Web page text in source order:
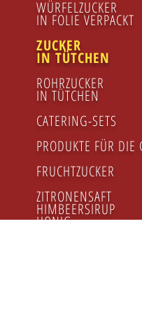
WÜRFELZUCKER
IN FOLIE VERPACKT
ZUCKER
IN TÜTCHEN
ROHRZUCKER
IN TÜTCHEN
CATERING-SETS
PRODUKTE FÜR DIE
FRUCHTZUCKER
ZITRONENSAFT
HIMBEERSIRUP
HONIG